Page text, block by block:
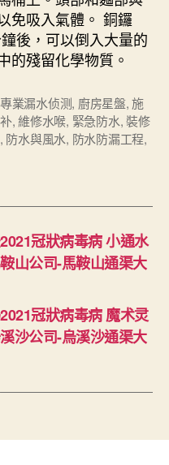
免吸入氣體。 銅鑼
後，可以倒入大量的
的殘留化學物質。
專業漏水侦测, 廚房星盤,施
,維修水喉, 緊急防水,裝修
, 防水與風水, 防水防漏工程,
冠狀病毒病 小通水
山公司-馬鞍山通渠大
冠狀病毒病 魔术灵
沙公司-烏溪沙通渠大